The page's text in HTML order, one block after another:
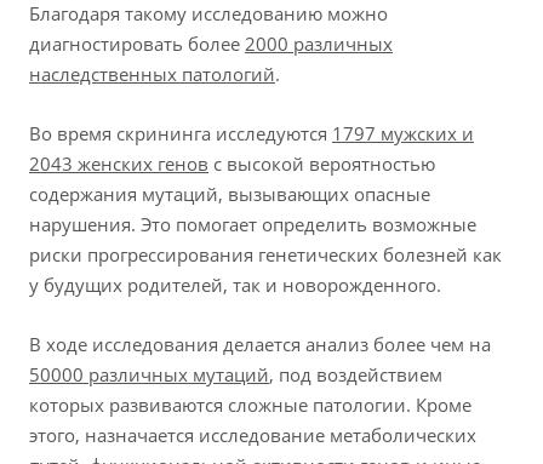
Благодаря такому исследованию можно
диагностировать более 2000 различных
наследственных патологий.
Во время скрининга исследуются 1797 мужских и
2043 женских генов с высокой вероятностью
содержания мутаций, вызывающих опасные
нарушения. Это помогает определить возможные
риски прогрессирования генетических болезней как
у будущих родителей, так и новорожденного.
В ходе исследования делается анализ более чем на
50000 различных мутаций, под воздействием
которых развиваются сложные патологии. Кроме
этого, назначается исследование метаболических